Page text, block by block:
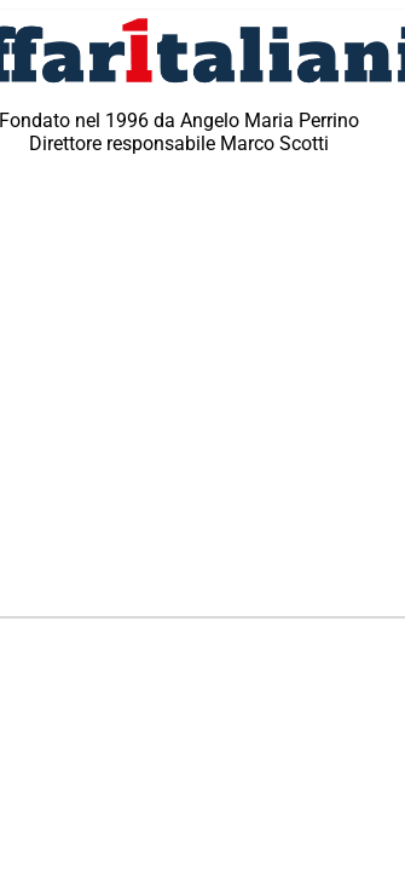
Fondato nel 1996 da Angelo Maria Perrino
Direttore responsabile Marco Scotti